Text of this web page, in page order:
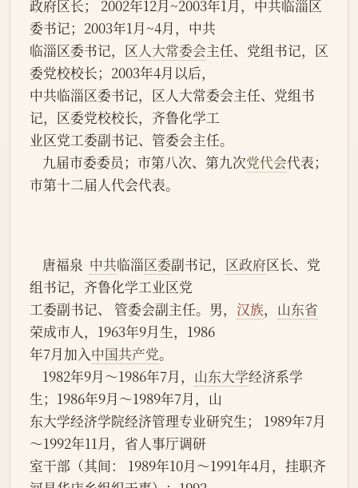
政府区长； 2002年12月~2003年1月，中共临淄区
委书记；2003年1月~4月，中共
临淄区委书记，区人大常委会主任、党组书记，区
委党校校长；2003年4月以后，
中共临淄区委书记，区人大常委会主任、党组书
记，区委党校校长，齐鲁化学工
业区党工委副书记、管委会主任。
    九届市委委员；市第八次、第九次
党代会代表；
市第十二届人代会代表。
    唐福泉
中共临淄区委副书记， 区政府区长、党
组书记，齐鲁化学工业区党
工委副书记、 管委会副主任。男， 汉族， 山东省
荣成市人，1963年9月生，1986
年7月加入中国共产党。
    1982年9月～1986年7月，
山东大学经济系学
生；1986年9月～1989年7月，山
东大学经济学院经济管理专业研究生； 1989年7月
～1992年11月，省人事厅调研
室干部（其间： 1989年10月～1991年4月，挂职齐